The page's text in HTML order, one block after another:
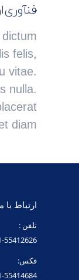
فنآوری
felis,
vitae.
nulla.
diam.
ارتباط با
تلفن :
021-55412626 ، 021-
فکس:
55414684